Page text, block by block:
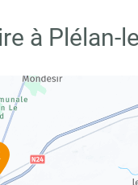
à Plélan-